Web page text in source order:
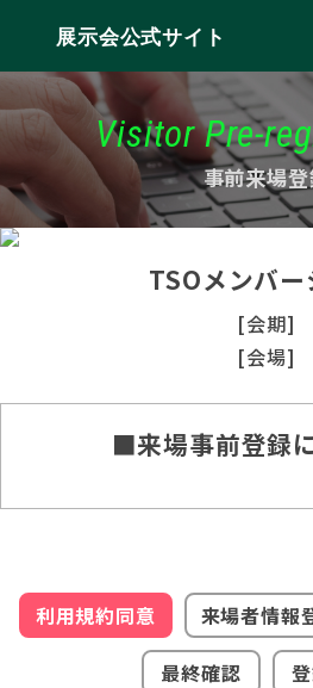
展示会公式サイト
Visitor Pre-
事前来場
TSOメンバ
[会期]
[会場]
■来場事前登録
利用規約同意 来場者情報
最終確認